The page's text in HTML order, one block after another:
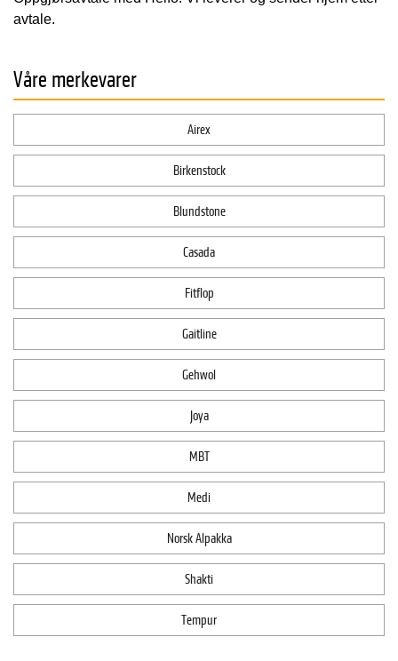
avtale.
Våre merkevarer
Airex
Birkenstock
Blundstone
Casada
Fitflop
Gaitline
Gehwol
Joya
MBT
Medi
Norsk Alpakka
Shakti
Tempur